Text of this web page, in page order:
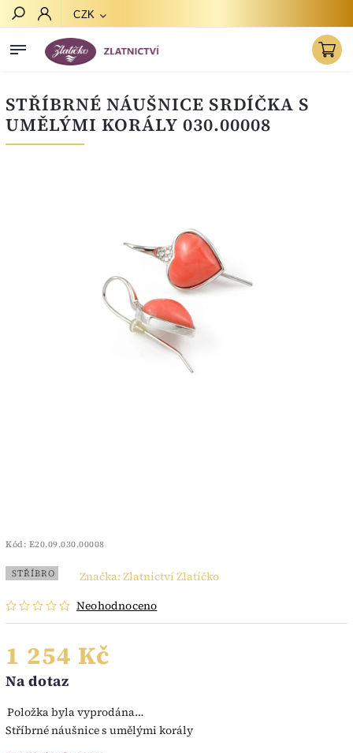
CZK
STŘÍBRNÉ NÁUŠNICE SRDÍČKA S
UMĚLÝMI KORÁLY 030.00008
Kód: E20.09.030.00008
STŘÍBRO
Neohodnoceno
Značka: Zlatnictví Zlatíčko
1 254 Kč
Na dotaz
Položka byla vyprodána…
Stříbrné náušnice s umělými korály